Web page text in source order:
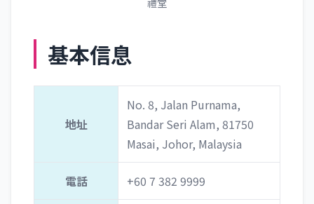
基本信息
地址
No. 8, Jalan Purnama,
Bandar Seri Alam, 81750
Masai, Johor, Malaysia
電話 +60 7 382 9999